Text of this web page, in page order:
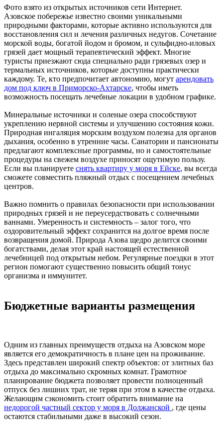
Фото взято из открытых источников сети Интернет.
Азовское побережье известно своими уникальными
природными факторами, которые активно используются для
восстановления сил и лечения различных недугов. Сочетание
морской воды, богатой йодом и бромом, и сульфидно-иловых
грязей дает мощный терапевтический эффект. Многие
туристы приезжают сюда специально ради грязевых озер и
термальных источников, которые доступны практически
каждому. Те, кто предпочитает автономию, могут арендовать
дом под ключ в Приморско-Ахтарске, чтобы иметь
возможность посещать лечебные локации в удобном графике.
Минеральные источники и соленые озера способствуют
укреплению нервной системы и улучшению состояния кожи.
Природная ингаляция морским воздухом полезна для органов
дыхания, особенно в утренние часы. Санатории и пансионаты
предлагают комплексные программы, но и самостоятельные
процедуры на свежем воздухе приносят ощутимую пользу.
Если вы планируете снять квартиру у моря в Ейске, вы всегда
сможете совместить пляжный отдых с посещением лечебных
центров.
Важно помнить о правилах безопасности при использовании
природных грязей и не переусердствовать с солнечными
ваннами. Умеренность и системность – залог того, что
оздоровительный эффект сохранится на долгое время после
возвращения домой. Природа Азова щедро делится своими
богатствами, делая этот край настоящей естественной
лечебницей под открытым небом. Регулярные поездки в этот
регион помогают существенно повысить общий тонус
организма и иммунитет.
Бюджетные варианты размещения
Одним из главных преимуществ отдыха на Азовском море
является его демократичность в плане цен на проживание.
Здесь представлен широкий спектр объектов: от элитных баз
отдыха до максимально скромных комнат. Грамотное
планирование бюджета позволяет провести полноценный
отпуск без лишних трат, не теряя при этом в качестве отдыха.
Желающим сэкономить стоит обратить внимание на
недорогой частный сектор у моря в Должанской , где цены
остаются стабильными даже в высокий сезон.